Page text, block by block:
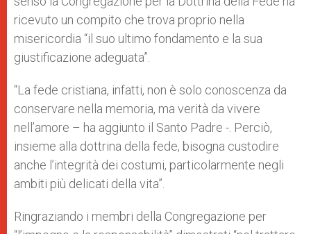
ricevuto un compito che trova proprio nella
misericordia “il suo ultimo fondamento e la sua
giustificazione adeguata”.
“La fede cristiana, infatti, non è solo conoscenza da
conservare nella memoria, ma verità da vivere
nell’amore – ha aggiunto il Santo Padre -. Perciò,
insieme alla dottrina della fede, bisogna custodire
anche l’integrità dei costumi, particolarmente negli
ambiti più delicati della vita”.
Ringraziando i membri della Congregazione per